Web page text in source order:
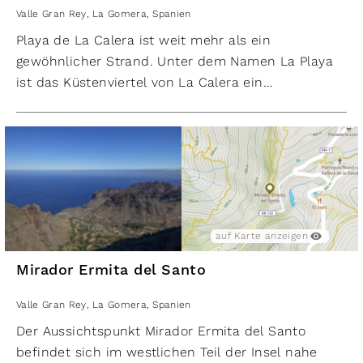
Valle Gran Rey, La Gomera, Spanien
Playa de La Calera ist weit mehr als ein
gewöhnlicher Strand. Unter dem Namen La Playa
ist das Küstenviertel von La Calera ein
Rey. Hier findet man zahlreiche Hotels und
Apartments, die den Bedürfnissen der Urlauber
gerecht werden. Der atemberaubende schwarze
Sandstrand, der zum Baden und Sonnenbaden
einlädt, ist dabei zweifellos das Highlight dieser
Die Uferpromenade entlang des Strandes ist
gesäumt von Bars, Restaurants und Geschäften,
die für das perfekte Urlaubsfeeling sorgen. Unter
herrlich entspannen und den Blick über das
türkisblaue Meer schweifen lassen.
auf Karte anzeigen
Mirador Ermita del Santo
Valle Gran Rey, La Gomera, Spanien
Der Aussichtspunkt Mirador Ermita del Santo
befindet sich im westlichen Teil der Insel nahe